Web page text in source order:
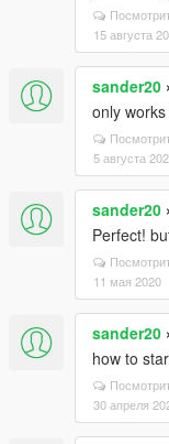
15 августа
sander20
only
5 августа
sander20
Perfect!
11 мая 2020
sander20
how to
30 апреля